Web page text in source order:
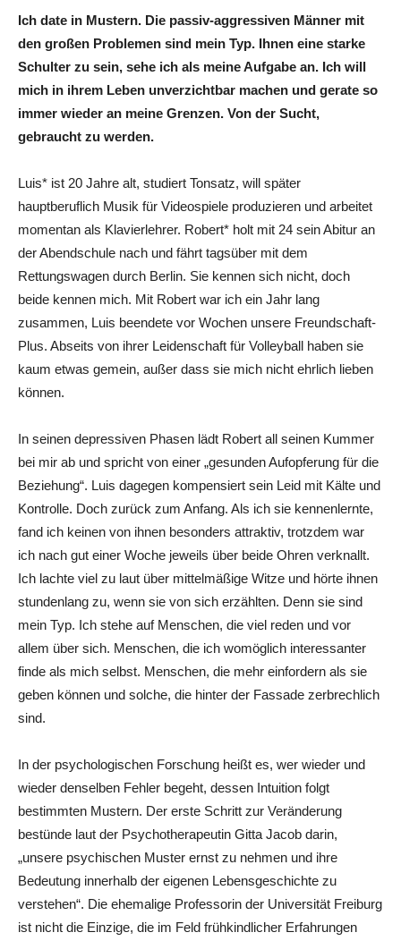
Ich date in Mustern. Die passiv-aggressiven Männer mit
den großen Problemen sind mein Typ. Ihnen eine starke
Schulter zu sein, sehe ich als meine Aufgabe an. Ich will
mich in ihrem Leben unverzichtbar machen und gerate so
immer wieder an meine Grenzen. Von der Sucht,
gebraucht zu werden.
Luis* ist 20 Jahre alt, studiert Tonsatz, will später
hauptberuflich Musik für Videospiele produzieren und arbeitet
momentan als Klavierlehrer. Robert* holt mit 24 sein Abitur an
der Abendschule nach und fährt tagsüber mit dem
Rettungswagen durch Berlin. Sie kennen sich nicht, doch
beide kennen mich. Mit Robert war ich ein Jahr lang
zusammen, Luis beendete vor Wochen unsere Freundschaft-
Plus. Abseits von ihrer Leidenschaft für Volleyball haben sie
kaum etwas gemein, außer dass sie mich nicht ehrlich lieben
können.
In seinen depressiven Phasen lädt Robert all seinen Kummer
bei mir ab und spricht von einer „gesunden Aufopferung für die
Beziehung“. Luis dagegen kompensiert sein Leid mit Kälte und
Kontrolle. Doch zurück zum Anfang. Als ich sie kennenlernte,
fand ich keinen von ihnen besonders attraktiv, trotzdem war
ich nach gut einer Woche jeweils über beide Ohren verknallt.
Ich lachte viel zu laut über mittelmäßige Witze und hörte ihnen
stundenlang zu, wenn sie von sich erzählten. Denn sie sind
mein Typ. Ich stehe auf Menschen, die viel reden und vor
allem über sich. Menschen, die ich womöglich interessanter
finde als mich selbst. Menschen, die mehr einfordern als sie
geben können und solche, die hinter der Fassade zerbrechlich
sind.
In der psychologischen Forschung heißt es, wer wieder und
wieder denselben Fehler begeht, dessen Intuition folgt
bestimmten Mustern. Der erste Schritt zur Veränderung
bestünde laut der Psychotherapeutin Gitta Jacob darin,
„unsere psychischen Muster ernst zu nehmen und ihre
Bedeutung innerhalb der eigenen Lebensgeschichte zu
verstehen“. Die ehemalige Professorin der Universität Freiburg
ist nicht die Einzige, die im Feld frühkindlicher Erfahrungen